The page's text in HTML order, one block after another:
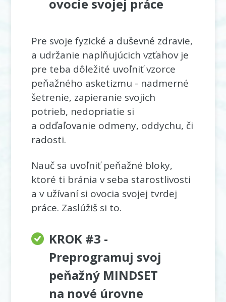
ovocie svojej práce
Pre svoje fyzické a duševné zdravie,
a udržanie naplňujúcich vzťahov je
pre teba dôležité uvoľniť vzorce
peňažného asketizmu - nadmerné
šetrenie, zapieranie svojich
potrieb, nedopriatie si
a odďaľovanie odmeny, oddychu, či
radosti.
Nauč sa uvoľniť peňažné bloky,
ktoré ti bránia v seba starostlivosti
a v užívaní si ovocia svojej tvrdej
práce. Zaslúžiš si to.
KROK #3 -
Preprogramuj svoj
peňažný MINDSET
na nové úrovne